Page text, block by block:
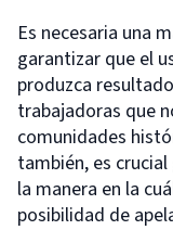
Es necesaria una
garantizar que el
produzca
trabajadoras que
comunidades
también, es
la manera en la
posibilidad de